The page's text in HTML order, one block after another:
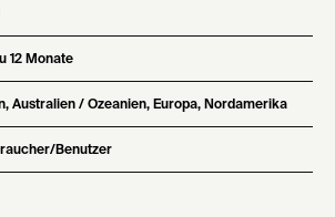
12 Monate
Australien / Ozeanien, Europa, Nordamerika
Benutzer